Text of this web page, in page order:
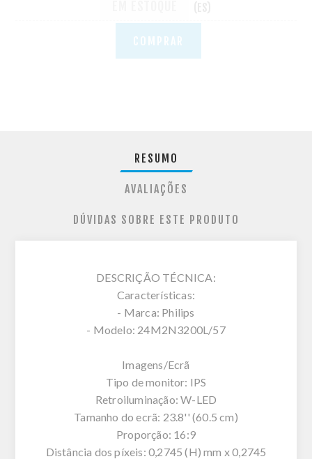
COMPRAR
RESUMO
AVALIAÇÕES
DÚVIDAS SOBRE ESTE PRODUTO
DESCRIÇÃO TÉCNICA:
Características:
- Marca: Philips
- Modelo: 24M2N3200L/57
Imagens/Ecrã
Tipo de monitor: IPS
Retroiluminação: W-LED
Tamanho do ecrã: 23.8'' (60.5 cm)
Proporção: 16:9
Distância dos píxeis: 0,2745 (H) mm x 0,2745